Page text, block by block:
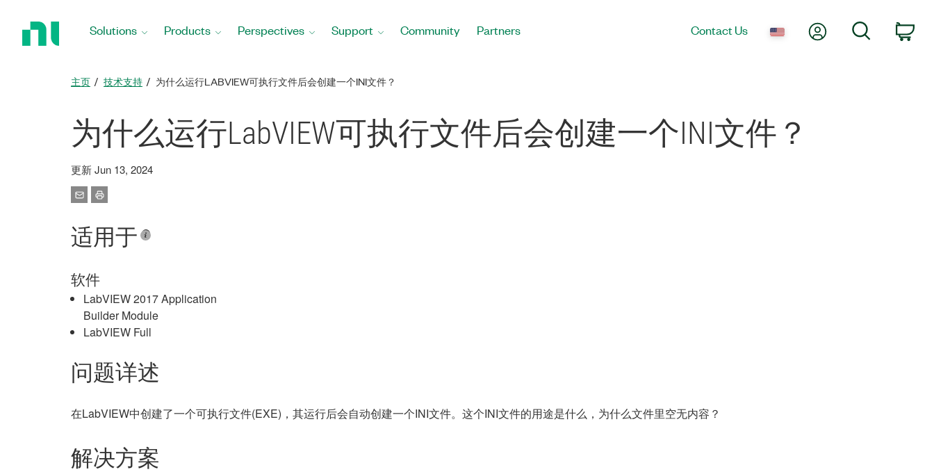
Solutions Products Perspectives Support Community Partners Contact Us My AccountSearch
主页 技术支持 为什么运行LABVIEW可执行文件后会创建一个INI文件？
为什么运行LabVIEW可执行文件后会创建一个INI文件？
更新 Jun 13, 2024
适用于
软件
LabVIEW 2017 Application
Builder Module
LabVIEW Full
问题详述
在LabVIEW中创建了一个可执行文件(EXE)，其运行后会自动创建一个INI文件。这个INI文件的用途是什么，为什么文件里空无内容？
解决方案